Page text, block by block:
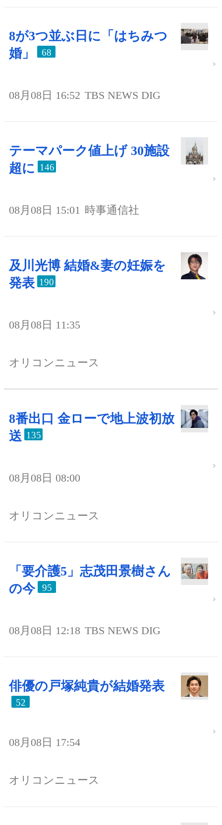
8が3つ並ぶ日に「はちみつ
婚」
68
08月08日 16:52 TBS NEWS DIG
テーマパーク値上げ 30施設
超に 146
08月08日 15:01 時事通信社
及川光博 結婚&妻の妊娠を
発表 190
08月08日 11:35
オリコンニュース
8番出口 金ローで地上波初放
送 135
08月08日 08:00
オリコンニュース
「要介護5」志茂田景樹さん
の今
95
08月08日 12:18 TBS NEWS DIG
俳優の戸塚純貴が結婚発表
52
08月08日 17:54
オリコンニュース